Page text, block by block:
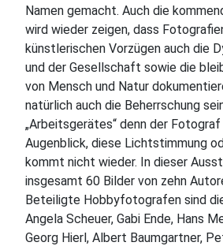
Namen gemacht. Auch die
wird wieder zeigen, dass
künstlerischen Vorzügen auch die
und der Gesellschaft sowie die
von Mensch und Natur
natürlich auch die Beherrschung
„Arbeitsgerätes“ denn der
Augenblick, diese Lichtstimmung
kommt nicht wieder. In dieser
insgesamt 60 Bilder von zehn
Beteiligte Hobbyfotografen sind
Angela Scheuer, Gabi Ende, Hans
Georg Hierl, Albert Baumgartner,